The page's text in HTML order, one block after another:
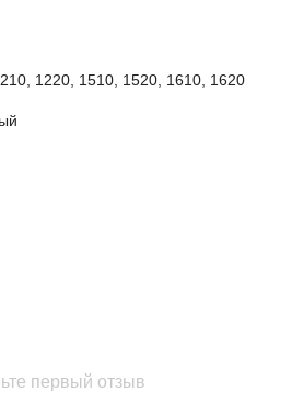
1220, 1510, 1520, 1610, 1620
первый отзыв